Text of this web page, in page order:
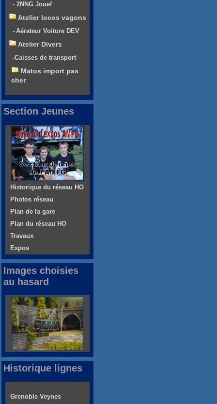
- 2NNG Jouef
Atelier locos vagons
- Aérateur Voiture DEV
Atelier Divers
-Caisses de transport
Matos import pas
cher
Section Jeunes
Historique du réseau HO
Photos réseau
Plan de la gare
Plan du réseau HO
Travaux
Expos
Images choisies
au hasard
Historique lignes
Grenoble Veynes